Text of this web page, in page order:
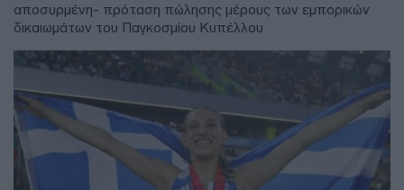
αποσυρμένη- πρόταση πώλησης μέρους των εμπορικών
δικαιωμάτων του Παγκοσμίου Κυπέλλου